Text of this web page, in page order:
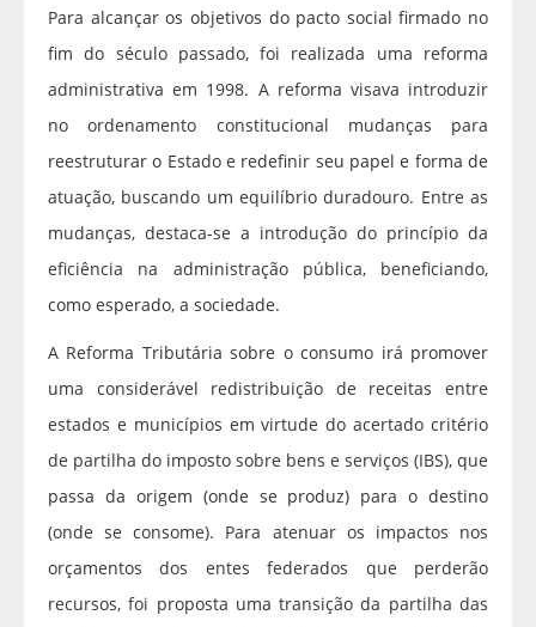
Para alcançar os objetivos do pacto social firmado no
fim do século passado, foi realizada uma reforma
administrativa em 1998. A reforma visava introduzir
no ordenamento constitucional mudanças para
reestruturar o Estado e redefinir seu papel e forma de
atuação, buscando um equilíbrio duradouro. Entre as
mudanças, destaca-se a introdução do princípio da
eficiência na administração pública, beneficiando,
como esperado, a sociedade.
A Reforma Tributária sobre o consumo irá promover
uma considerável redistribuição de receitas entre
estados e municípios em virtude do acertado critério
de partilha do imposto sobre bens e serviços (IBS), que
passa da origem (onde se produz) para o destino
(onde se consome). Para atenuar os impactos nos
orçamentos dos entes federados que perderão
recursos, foi proposta uma transição da partilha das